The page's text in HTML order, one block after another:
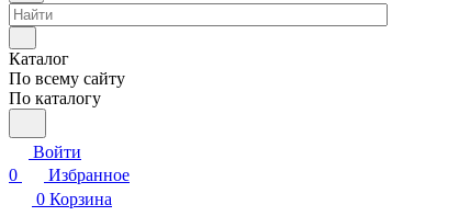
Каталог
По всему сайту
По каталогу
Войти
0
Избранное
0 Корзина